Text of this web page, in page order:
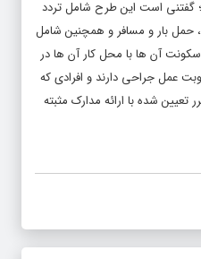
گفتنی است این طرح شامل تردد
حمل بار و مسافر و همچنین شامل
آن ها با محل کار آن ها در
عمل جراحی دارند و افرادی که
شده با ارائه مدارک مثبته